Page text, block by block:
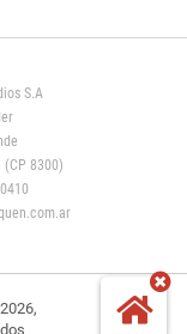
S.A
8300)